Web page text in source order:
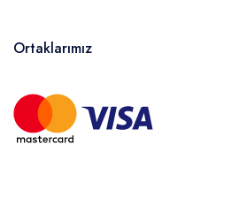
Ortaklarımız